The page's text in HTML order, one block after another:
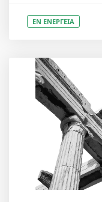
ΕΝ ΕΝΕΡΓΕΙΑ